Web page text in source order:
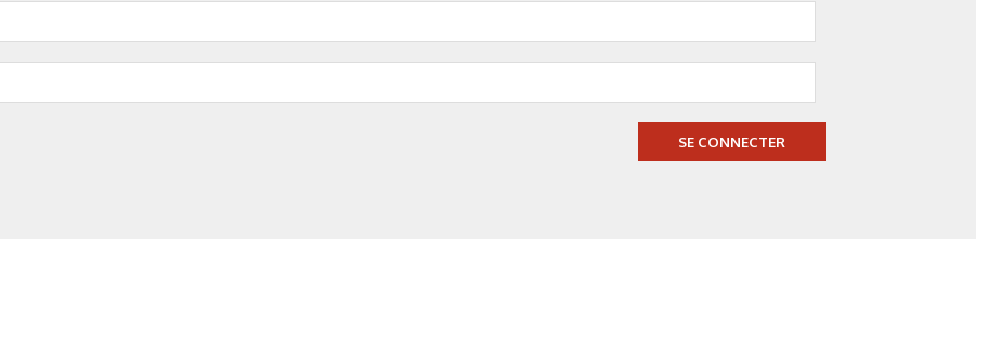
20/07/2026
Fonctionnaliser les surfaces
grâce au laserSE CONNECTER